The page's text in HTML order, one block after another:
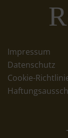
Impressum
Datenschutz
Cookie-